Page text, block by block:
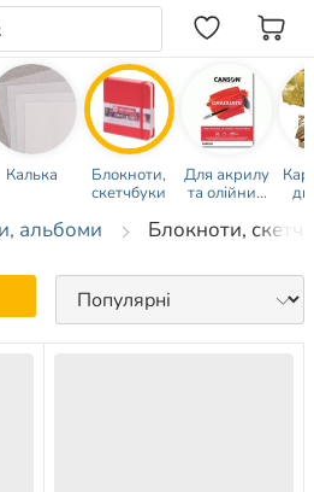
Калька
Блокноти,
скетчбуки
Для акрилу
та олійних
альбоми Блокноти,